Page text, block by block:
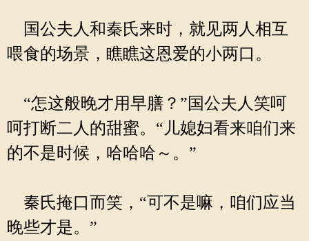
国公夫人和秦氏来时，就见两人相互
喂食的场景，瞧瞧这恩爱的小两口。
“怎这般晚才用早膳？”国公夫人笑呵
呵打断二人的甜蜜。“儿媳妇看来咱们来
的不是时候，哈哈哈～。”
秦氏掩口而笑，“可不是嘛，咱们应当
晚些才是。”